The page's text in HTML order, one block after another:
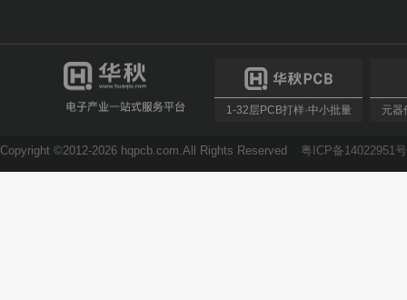
1-32层PCB打样·中小批量 元器
Copyright ©2012-2026 hqpcb.com.All Rights Reserved 粤ICP备14022951号